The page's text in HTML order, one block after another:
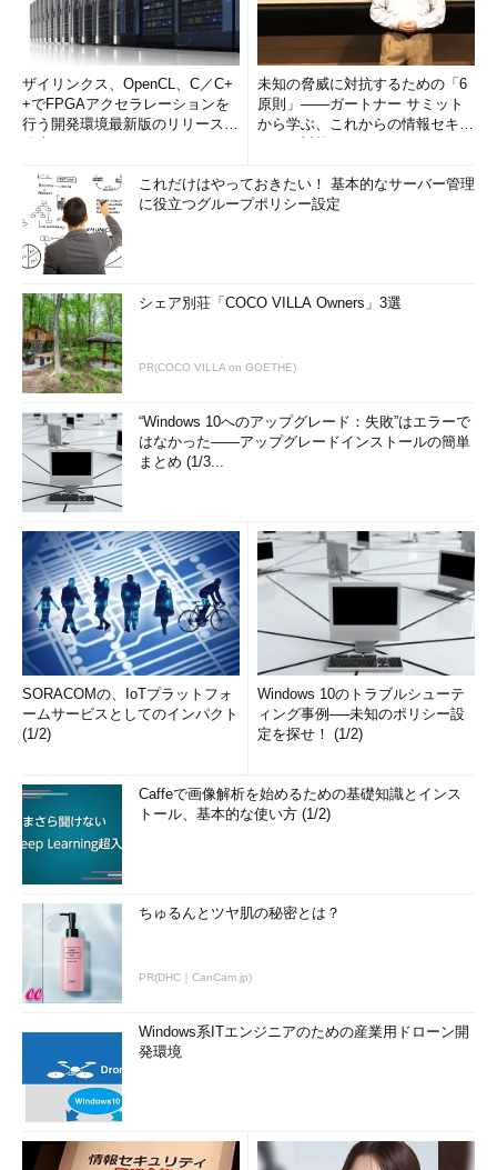
ザイリンクス、OpenCL、C／C+
+でFPGAアクセラレーションを
行う開発環境最新版のリリースを
未知の脅威に対抗するための「6
原則」――ガートナー サミット
から学ぶ、これからの情報セキュ
これだけはやっておきたい！ 基本的なサーバー管理
に役立つグループポリシー設定
シェア別荘「COCO VILLA Owners」3選
PR(COCO VILLA on GOETHE)
“Windows 10へのアップグレード：失敗”はエラーで
はなかった――アップグレードインストールの簡単
まとめ (1/3...
SORACOMの、IoTプラットフォ
ームサービスとしてのインパクト
(1/2)
Windows 10のトラブルシューテ
ィング事例──未知のポリシー設
定を探せ！ (1/2)
Caffeで画像解析を始めるための基礎知識とインス
トール、基本的な使い方 (1/2)
ちゅるんとツヤ肌の秘密とは？
PR(DHC｜CanCam.jp)
Windows系ITエンジニアのための産業用ドローン開
発環境